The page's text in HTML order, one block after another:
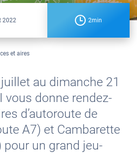
2022 2min
et aires
au dimanche 21
vous donne rendez-
d’autoroute de
A7) et Cambarette
un grand jeu-